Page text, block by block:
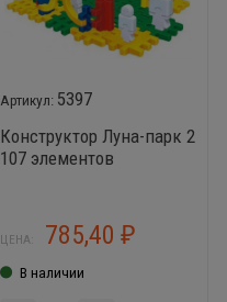
5397
Конструктор Луна-парк 2
107 элементов
ЦЕНА: 785,40₽
В наличии